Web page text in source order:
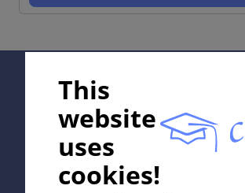
This
website
uses
cookies!
In collaboration with Erasmus+